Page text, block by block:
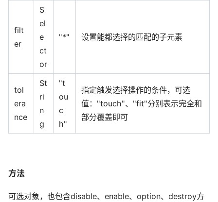
filt
er
S
el
e
ct
or
"*" 设置能都选择的匹配的子元素
tol
era
nce
St
ri
n
g
"t
ou
c
h"
指定触发选择操作的条件，可选
值："touch"、"fit"分别表示完全和
部分覆盖即可
方法
可选对象，也包含disable、enable、option、destroy方